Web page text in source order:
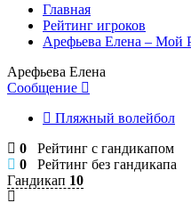
Главная
Рейтинг игроков
Арефьева Елена – Мой
Арефьева Елена
Сообщение
Пляжный волейбол
0 Рейтинг с гандикапом
0 Рейтинг без гандикапа
Гандикап 10